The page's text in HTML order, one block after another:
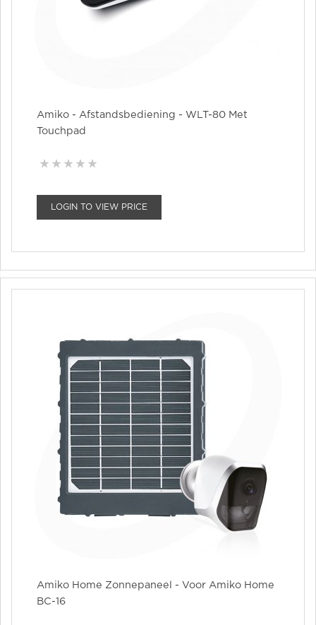
Amiko - Afstandsbediening - WLT-80 Met
Touchpad
LOGIN TO VIEW PRICE
Amiko Home Zonnepaneel - Voor Amiko Home
BC-16